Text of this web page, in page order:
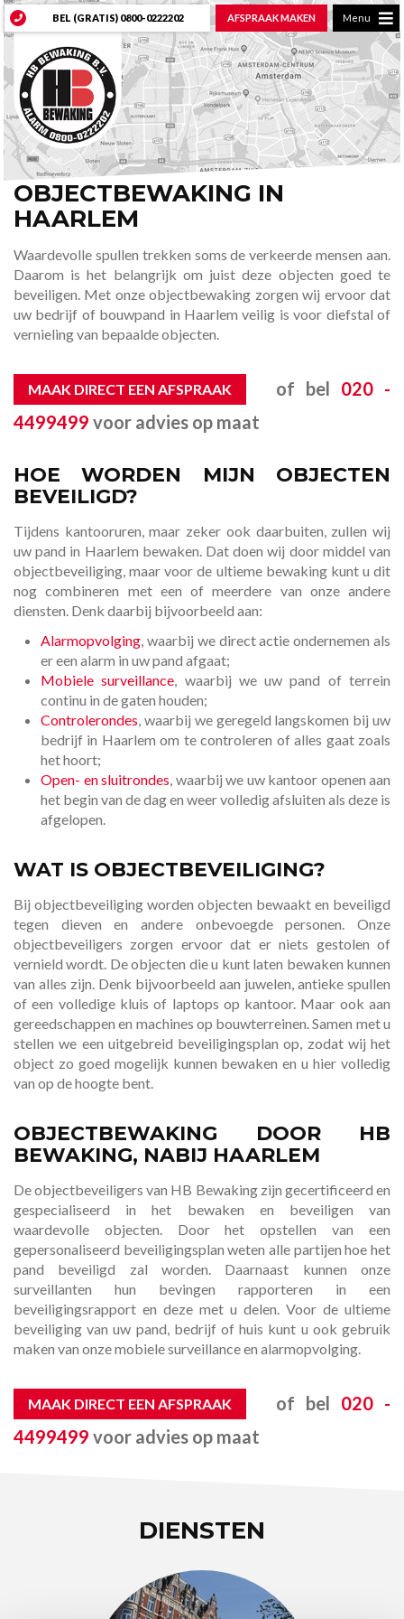
Menu
AFSPRAAK MAKEN
BEL (GRATIS) 0800-0222202
OBJECTBEWAKING IN
HAARLEM
Waardevolle spullen trekken soms de verkeerde mensen aan.
Daarom is het belangrijk om juist deze objecten goed te
beveiligen. Met onze objectbewaking zorgen wij ervoor dat
uw bedrijf of bouwpand in Haarlem veilig is voor diefstal of
vernieling van bepaalde objecten.
MAAK DIRECT EEN AFSPRAAK of bel 020 -
4499499 voor advies op maat
HOE WORDEN MIJN OBJECTEN
BEVEILIGD?
Tijdens kantooruren, maar zeker ook daarbuiten, zullen wij
uw pand in Haarlem bewaken. Dat doen wij door middel van
objectbeveiliging, maar voor de ultieme bewaking kunt u dit
nog combineren met een of meerdere van onze andere
diensten. Denk daarbij bijvoorbeeld aan:
Alarmopvolging, waarbij we direct actie ondernemen als
er een alarm in uw pand afgaat;
Mobiele surveillance, waarbij we uw pand of terrein
continu in de gaten houden;
Controlerondes, waarbij we geregeld langskomen bij uw
bedrijf in Haarlem om te controleren of alles gaat zoals
het hoort;
Open- en sluitrondes, waarbij we uw kantoor openen aan
het begin van de dag en weer volledig afsluiten als deze is
afgelopen.
WAT IS OBJECTBEVEILIGING?
Bij objectbeveiliging worden objecten bewaakt en beveiligd
tegen dieven en andere onbevoegde personen. Onze
objectbeveiligers zorgen ervoor dat er niets gestolen of
vernield wordt. De objecten die u kunt laten bewaken kunnen
van alles zijn. Denk bijvoorbeeld aan juwelen, antieke spullen
of een volledige kluis of laptops op kantoor. Maar ook aan
gereedschappen en machines op bouwterreinen. Samen met u
stellen we een uitgebreid beveiligingsplan op, zodat wij het
object zo goed mogelijk kunnen bewaken en u hier volledig
van op de hoogte bent.
OBJECTBEWAKING DOOR HB
BEWAKING, NABIJ HAARLEM
De objectbeveiligers van HB Bewaking zijn gecertificeerd en
gespecialiseerd in het bewaken en beveiligen van
waardevolle objecten. Door het opstellen van een
gepersonaliseerd beveiligingsplan weten alle partijen hoe het
pand beveiligd zal worden. Daarnaast kunnen onze
surveillanten hun bevingen rapporteren in een
beveiligingsrapport en deze met u delen. Voor de ultieme
beveiliging van uw pand, bedrijf of huis kunt u ook gebruik
maken van onze mobiele surveillance en alarmopvolging.
MAAK DIRECT EEN AFSPRAAK of bel 020 -
4499499 voor advies op maat
DIENSTEN